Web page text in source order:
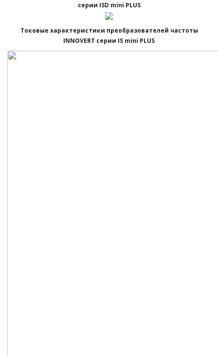
серии ISD mini PLUS
Токовые характеристики преобразователей частоты
INNOVERT серии IS mini PLUS